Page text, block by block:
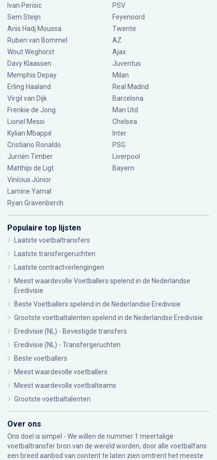
Ivan Perisic
Sem Steijn
Anis Hadj Moussa
Ruben van Bommel
Wout Weghorst
Davy Klaassen
Memphis Depay
Erling Haaland
Virgil van Dijk
Frenkie de Jong
Lionel Messi
Kylian Mbappé
Cristiano Ronaldo
Jurriën Timber
Matthijs de Ligt
Vinícius Júnior
Lamine Yamal
Ryan Gravenberch
PSV
Feyenoord
Twente
AZ
Ajax
Juventus
Milan
Real Madrid
Barcelona
Man Utd
Chelsea
Inter
PSG
Liverpool
Bayern
Populaire top lijsten
Laatste voetbaltransfers
Laatste transfergeruchten
Laatste contractverlengingen
Meest waardevolle Voetballers spelend in de Nederlandse
Eredivisie
Beste Voetballers spelend in de Nederlandse Eredivisie
Grootste voetbaltalenten spelend in de Nederlandse Eredivisie
Eredivisie (NL) - Bevestigde transfers
Eredivisie (NL) - Transfergeruchten
Beste voetballers
Meest waardevolle voetballers
Meest waardevolle voetbalteams
Grootste voetbaltalenten
Over ons
Ons doel is simpel - We willen de nummer 1 meertalige
voetbaltransfer bron van de wereld worden, door alle voetbalfans
een breed aanbod van content te laten zien omtrent het meeste